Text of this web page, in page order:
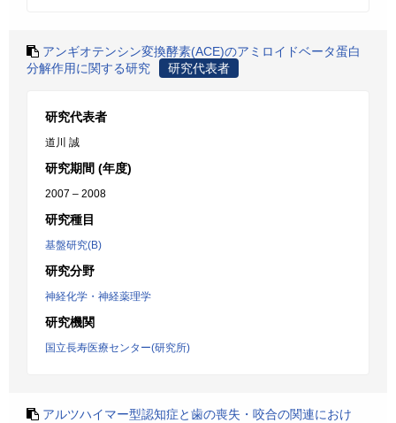
アンギオテンシン変換酵素(ACE)のアミロイドベータ蛋白
分解作用に関する研究
研究代表者
研究代表者
道川 誠
研究期間 (年度)
2007 – 2008
研究種目
基盤研究(B)
研究分野
神経化学・神経薬理学
研究機関
国立長寿医療センター(研究所)
アルツハイマー型認知症と歯の喪失・咬合の関連におけ